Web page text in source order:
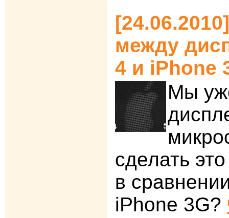
между
4 и iPhone
Мы
сделать
в
iPhone 3G?